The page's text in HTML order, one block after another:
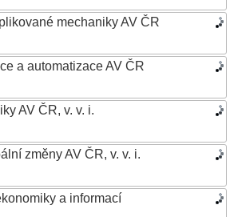
mechaniky AV ČR
a automatizace AV ČR
AV ČR, v. v. i.
změny AV ČR, v. v. i.
a informací